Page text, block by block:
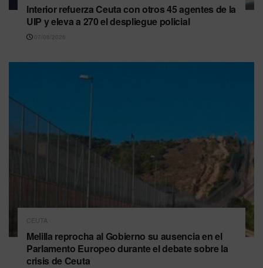
Interior refuerza Ceuta con otros 45 agentes de la
UIP y eleva a 270 el despliegue policial
07/08/2026
CEUTA
Melilla reprocha al Gobierno su ausencia en el
Parlamento Europeo durante el debate sobre la
crisis de Ceuta